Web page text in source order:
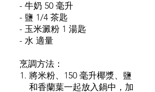
- 牛奶 50 毫升
- 鹽 1/4 茶匙
- 玉米澱粉 1 湯匙
- 水 適量
烹調方法：
將米粉、150 毫升椰漿、鹽
和香蘭葉一起放入鍋中，加